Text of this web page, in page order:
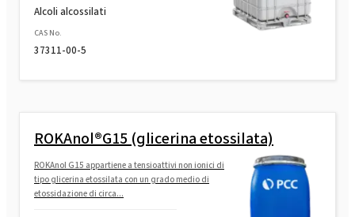
Alcoli alcossilati
CAS No.
37311-00-5
ROKAnol®G15 (glicerina etossilata)
ROKAnol G15 appartiene a tensioattivi non ionici di
tipo glicerina etossilata con un grado medio di
etossidazione di circa...